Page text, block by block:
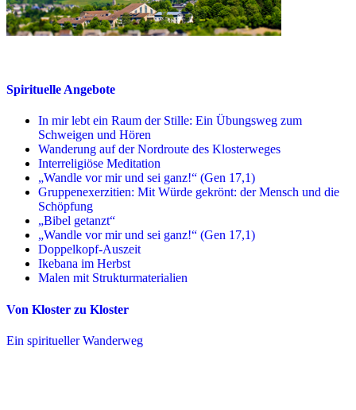
Spirituelle Angebote
In mir lebt ein Raum der Stille: Ein Übungsweg zum
Schweigen und Hören
Wanderung auf der Nordroute des Klosterweges
Interreligiöse Meditation
„Wandle vor mir und sei ganz!“ (Gen 17,1)
Gruppenexerzitien: Mit Würde gekrönt: der Mensch und die
Schöpfung
„Bibel getanzt“
„Wandle vor mir und sei ganz!“ (Gen 17,1)
Doppelkopf-Auszeit
Ikebana im Herbst
Malen mit Strukturmaterialien
Von Kloster zu Kloster
Ein spiritueller Wanderweg